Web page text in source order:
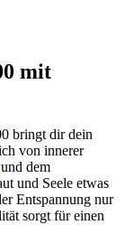
mit
bringt dir dein
von innerer
und dem
und Seele etwas
Entspannung nur
sorgt für einen